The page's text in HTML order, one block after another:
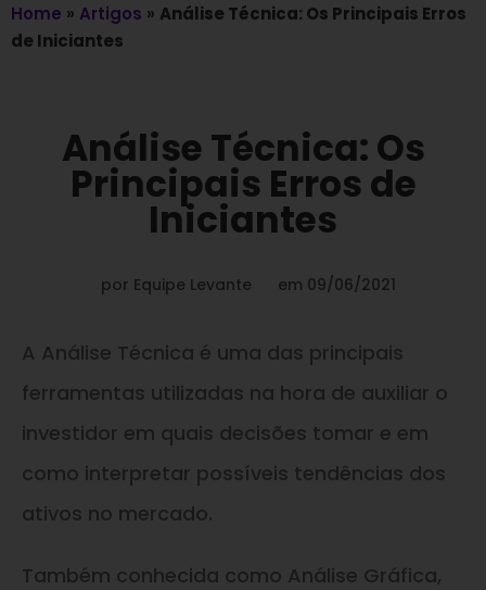
Home » Artigos » Análise Técnica: Os Principais Erros
de Iniciantes
Análise Técnica: Os
Principais Erros de
Iniciantes
por Equipe Levante em 09/06/2021
A Análise Técnica é uma das principais
ferramentas utilizadas na hora de auxiliar o
investidor em quais decisões tomar e em
como interpretar possíveis tendências dos
ativos no mercado.
Também conhecida como Análise Gráfica,